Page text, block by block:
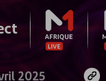
2025